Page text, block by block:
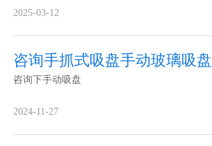
2025-03-12
咨询手抓式吸盘手动玻璃吸盘
咨询下手动吸盘
2024-11-27